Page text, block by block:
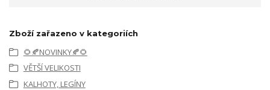
Zboží zařazeno v kategoriích
🌻🍂NOVINKY🍂🌻
VĚTŠÍ VELIKOSTI
KALHOTY, LEGÍNY